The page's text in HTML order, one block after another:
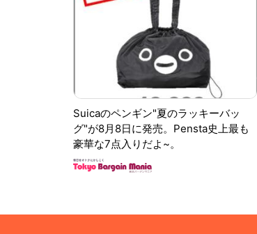
Suicaのペンギン"夏のラッキーバッ
グ"が8月8日に発売。Pensta史上最も
豪華な7点入りだよ~。